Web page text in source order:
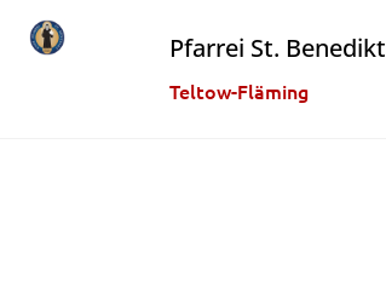
Pfarrei St. Benedikt
Teltow-Fläming